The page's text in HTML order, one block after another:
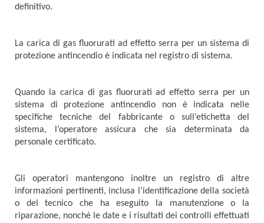
definitivo.
La carica di gas fluorurati ad effetto serra per un sistema di
protezione antincendio è indicata nel registro di sistema.
Quando la carica di gas fluorurati ad effetto serra per un
sistema di protezione antincendio non è indicata nelle
specifiche tecniche del fabbricante o sull’etichetta del
sistema, l’operatore assicura che sia determinata da
personale certificato.
Gli operatori mantengono inoltre un registro di altre
informazioni pertinenti, inclusa l’identificazione della società
o del tecnico che ha eseguito la manutenzione o la
riparazione, nonché le date e i risultati dei controlli effettuati